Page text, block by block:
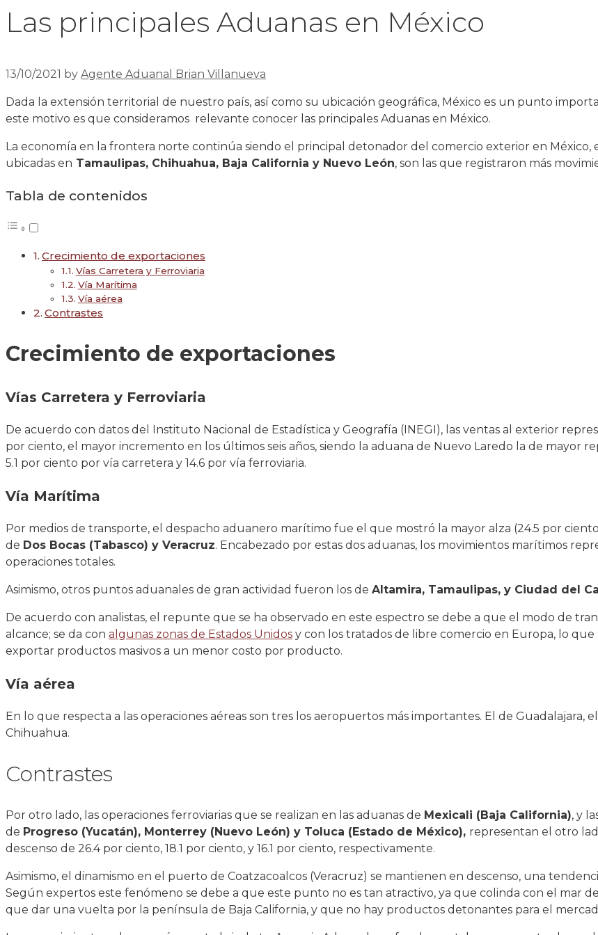
Las principales Aduanas en México
13/10/2021 by Agente Aduanal Brian Villanueva
Dada la extensión territorial de nuestro país, así como su ubicación geográfica, México es un punto
este motivo es que consideramos relevante conocer las principales Aduanas en México.
La economía en la frontera norte continúa siendo el principal detonador del comercio exterior en México,
ubicadas en Tamaulipas, Chihuahua, Baja California y Nuevo León, son las que registraron más
Tabla de contenidos
Crecimiento de exportaciones
Vías Carretera y Ferroviaria
Vía Marítima
Vía aérea
Contrastes
Crecimiento de exportaciones
Vías Carretera y Ferroviaria
De acuerdo con datos del Instituto Nacional de Estadística y Geografía (INEGI), las ventas al exterior
por ciento, el mayor incremento en los últimos seis años, siendo la aduana de Nuevo Laredo la de mayor
5.1 por ciento por vía carretera y 14.6 por vía ferroviaria.
Vía Marítima
Por medios de transporte, el despacho aduanero marítimo fue el que mostró la mayor alza (24.5 por
de Dos Bocas (Tabasco) y Veracruz. Encabezado por estas dos aduanas, los movimientos marítimos
operaciones totales.
Asimismo, otros puntos aduanales de gran actividad fueron los de Altamira, Tamaulipas, y Ciudad del
De acuerdo con analistas, el repunte que se ha observado en este espectro se debe a que el modo de
alcance; se da con algunas zonas de Estados Unidos y con los tratados de libre comercio en Europa, lo
exportar productos masivos a un menor costo por producto.
Vía aérea
En lo que respecta a las operaciones aéreas son tres los aeropuertos más importantes. El de Guadalajara,
Chihuahua.
Contrastes
Por otro lado, las operaciones ferroviarias que se realizan en las aduanas de Mexicali (Baja California), y
de Progreso (Yucatán), Monterrey (Nuevo León) y Toluca (Estado de México), representan el otro
descenso de 26.4 por ciento, 18.1 por ciento, y 16.1 por ciento, respectivamente.
Asimismo, el dinamismo en el puerto de Coatzacoalcos (Veracruz) se mantienen en descenso, una
Según expertos este fenómeno se debe a que este punto no es tan atractivo, ya que colinda con el mar
que dar una vuelta por la península de Baja California, y que no hay productos detonantes para el